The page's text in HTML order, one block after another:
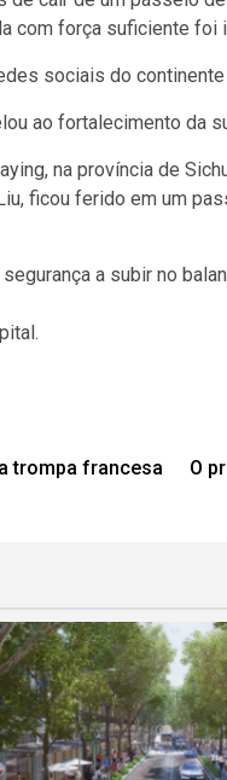
com força suficiente foi
sociais do
ao fortalecimento da
na província de
ficou ferido em um
a subir no
trompa francesa
O